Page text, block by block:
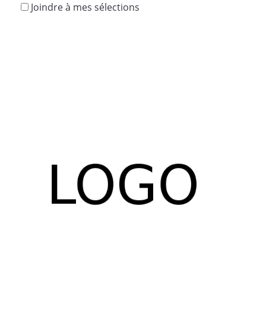
Joindre à mes sélections